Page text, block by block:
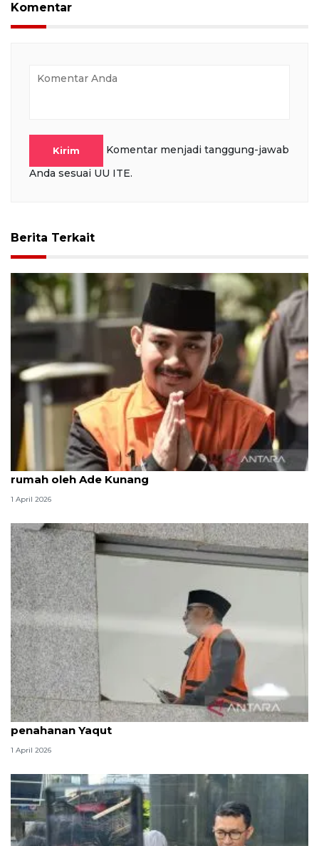
Komentar
Kirim
Komentar menjadi tanggung-jawab
Anda sesuai UU ITE.
Berita Terkait
KPK periksa legal Lippo Cikarang soal pembelian
rumah oleh Ade Kunang
1 April 2026
Dewas KPK tindak lanjuti aduan soal pengalihan
penahanan Yaqut
1 April 2026